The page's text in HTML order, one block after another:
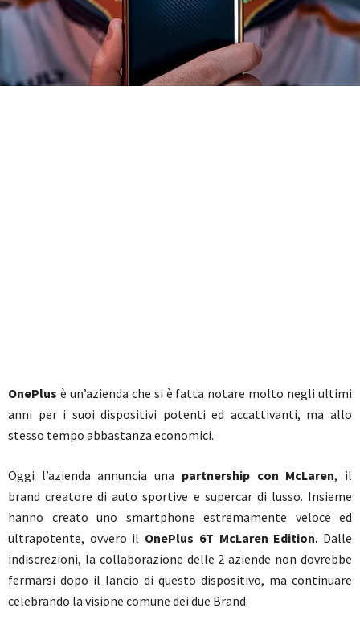
OnePlus è un’azienda che si è fatta notare molto negli ultimi
anni per i suoi dispositivi potenti ed accattivanti, ma allo
stesso tempo abbastanza economici.
Oggi l’azienda annuncia una partnership con McLaren, il
brand creatore di auto sportive e supercar di lusso. Insieme
hanno creato uno smartphone estremamente veloce ed
ultrapotente, ovvero il OnePlus 6T McLaren Edition. Dalle
indiscrezioni, la collaborazione delle 2 aziende non dovrebbe
fermarsi dopo il lancio di questo dispositivo, ma continuare
celebrando la visione comune dei due Brand.